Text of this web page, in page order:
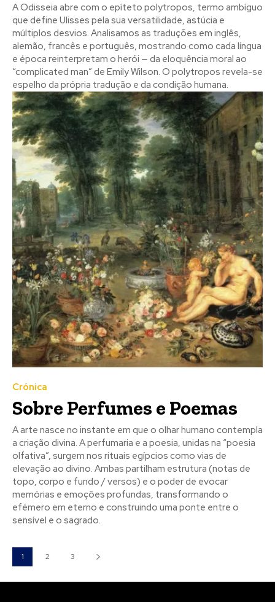
A Odisseia abre com o epíteto polytropos, termo ambíguo
que define Ulisses pela sua versatilidade, astúcia e
múltiplos desvios. Analisamos as traduções em inglês,
alemão, francês e português, mostrando como cada língua
e época reinterpretam o herói — da eloquência moral ao
“complicated man” de Emily Wilson. O polytropos revela-se
espelho da própria tradução e da condição humana.
Crónica
Sobre Perfumes e Poemas
A arte nasce no instante em que o olhar humano contempla
a criação divina. A perfumaria e a poesia, unidas na “poesia
olfativa”, surgem nos rituais egípcios como vias de
elevação ao divino. Ambas partilham estrutura (notas de
topo, corpo e fundo / versos) e o poder de evocar
memórias e emoções profundas, transformando o
efémero em eterno e construindo uma ponte entre o
sensível e o sagrado.
1 2 3